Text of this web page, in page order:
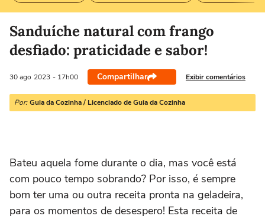
Sanduíche natural com frango
desfiado: praticidade e sabor!
30 ago 2023 - 17h00 Compartilhar Exibir comentários
Por: Guia da Cozinha / Licenciado de Guia da Cozinha
Bateu aquela fome durante o dia, mas você está
com pouco tempo sobrando? Por isso, é sempre
bom ter uma ou outra receita pronta na geladeira,
para os momentos de desespero! Esta receita de